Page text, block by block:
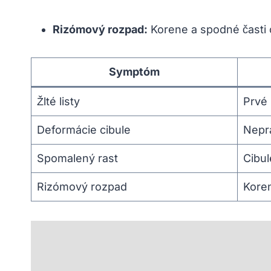
Rizómový rozpad: Korene a spodné⁣
Symptóm
Žlté listy Prvé
Deformácie cibule
Spomalený rast
Rizómový rozpad